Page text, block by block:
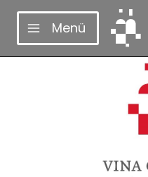
Zum
Inhalt
springen
Menü